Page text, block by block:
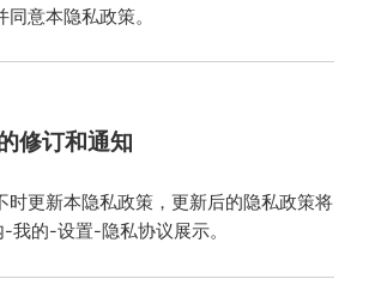
意本隐私政策。
修订和通知
时更新本隐私政策，更新后的隐私政策将
我的-设置-隐私协议展示。